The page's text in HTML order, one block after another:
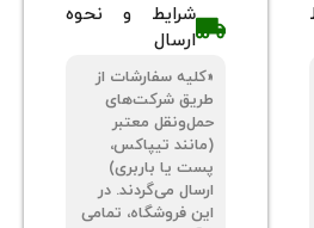
شرایط و نحوه
«کلیه سفارشات از
طریق شرکت‌های
حمل‌ونقل معتبر
(مانند تیپاکس،
پست یا باربری)
ارسال می‌گردند. در
این فروشگاه، تمامی